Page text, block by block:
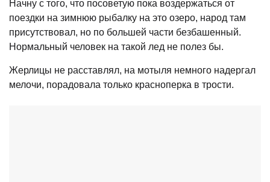
Начну с того, что посоветую пока воздержаться от
поездки на зимнюю рыбалку на это озеро, народ там
присутствовал, но по большей части безбашенный.
Нормальный человек на такой лед не полез бы.
Жерлицы не расставлял, на мотыля немного надергал
мелочи, порадовала только красноперка в трости.